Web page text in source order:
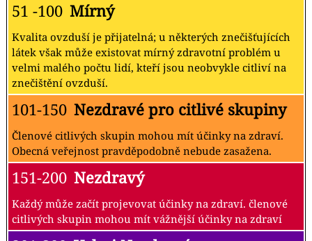
51 -100 Mírný
Kvalita ovzduší je přijatelná; u některých znečišťujících
látek však může existovat mírný zdravotní problém u
velmi malého počtu lidí, kteří jsou neobvykle citliví na
znečištění ovzduší.
101-150 Nezdravé pro citlivé skupiny
Členové citlivých skupin mohou mít účinky na zdraví.
Obecná veřejnost pravděpodobně nebude zasažena.
151-200 Nezdravý
Každý může začít projevovat účinky na zdraví. členové
citlivých skupin mohou mít vážnější účinky na zdraví